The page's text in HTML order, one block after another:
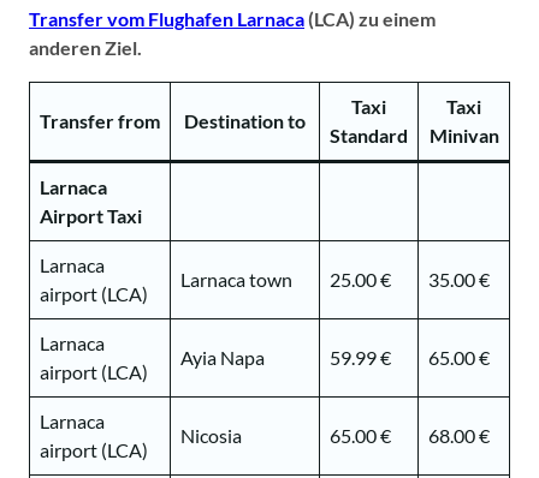
Transfer vom Flughafen Larnaca (LCA) zu einem
anderen Ziel.
Transfer from Destination to
Taxi
Standard
Taxi
Minivan
Larnaca
Airport Taxi
Larnaca
airport (LCA)
Larnaca town 25.00 € 35.00 €
Larnaca
airport (LCA)
Ayia Napa 59.99 € 65.00 €
Larnaca
airport (LCA)
Nicosia 65.00 € 68.00 €